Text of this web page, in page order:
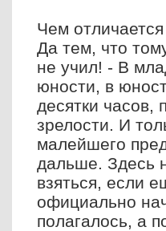
Чем
Да тем, что
не учил! - В
юности, в
десятки часов,
зрелости. И
малейшего
дальше. Здесь
взяться, если
официально
полагалось, а